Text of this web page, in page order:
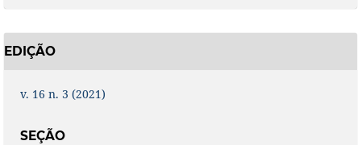
EDIÇÃO
v. 16 n. 3 (2021)
SEÇÃO